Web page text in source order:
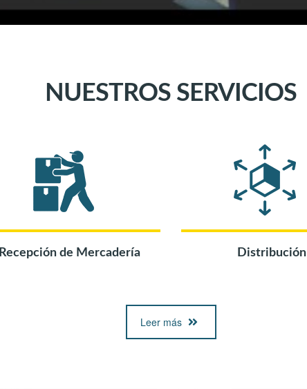
NUESTROS SERVICIOS
Recepción de Mercadería Distribución
Leer más